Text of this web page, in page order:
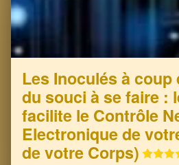
Les Inoculés à coup
du souci à se faire :
facilite le Contrôle
Electronique de
de votre Corps)